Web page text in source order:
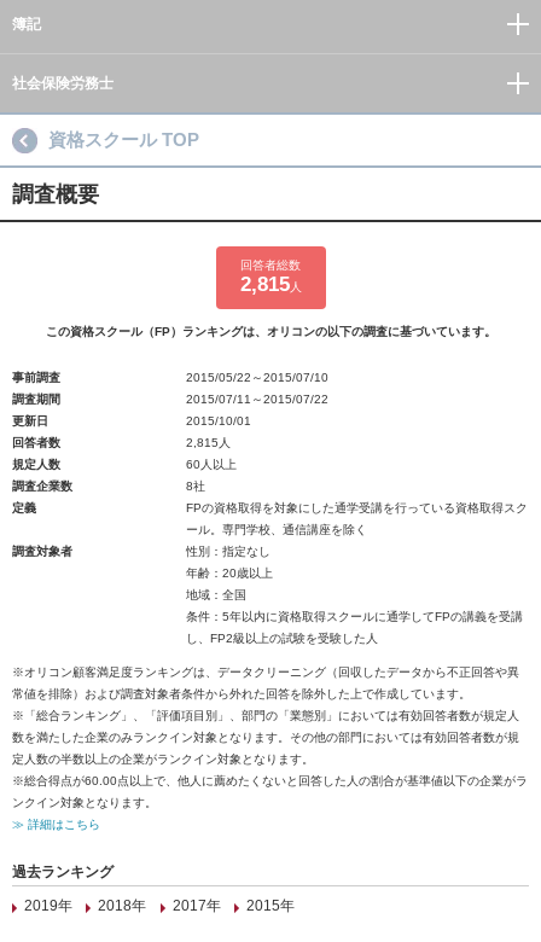
簿記
社会保険労務士
資格スクール TOP
調査概要
回答者総数
2,815人
この資格スクール（FP）ランキングは、オリコンの以下の調査に基づいています。
事前調査
2015/05/22～2015/07/10
調査期間
2015/07/11～2015/07/22
更新日
2015/10/01
回答者数
2,815人
規定人数
60人以上
調査企業数
8社
定義
FPの資格取得を対象にした通学受講を行っている資格取得スク
ール。専門学校、通信講座を除く
調査対象者
性別：指定なし
年齢：20歳以上
地域：全国
条件：5年以内に資格取得スクールに通学してFPの講義を受講
し、FP2級以上の試験を受験した人
※オリコン顧客満足度ランキングは、データクリーニング（回収したデータから不正回答や異
常値を排除）および調査対象者条件から外れた回答を除外した上で作成しています。
※「総合ランキング」、「評価項目別」、部門の「業態別」においては有効回答者数が規定人
数を満たした企業のみランクイン対象となります。その他の部門においては有効回答者数が規
定人数の半数以上の企業がランクイン対象となります。
※総合得点が60.00点以上で、他人に薦めたくないと回答した人の割合が基準値以下の企業がラ
ンクイン対象となります。
≫ 詳細はこちら
過去ランキング
2019年
2018年 2017年 2015年